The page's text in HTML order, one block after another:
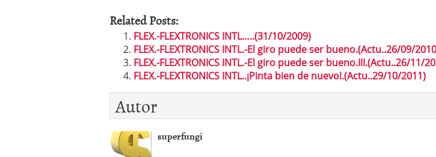
Related Posts:
FLEX.-FLEXTRONICS INTL…..(31/10/2009)
FLEX.-FLEXTRONICS INTL.-El giro puede ser bueno.(Actu..26/09/
FLEX.-FLEXTRONICS INTL.-El giro puede ser bueno.III.(Actu..26/11/
FLEX.-FLEXTRONICS INTL..¡Pinta bien de nuevo!.(Actu..29/10/2011)
Autor
superfungi